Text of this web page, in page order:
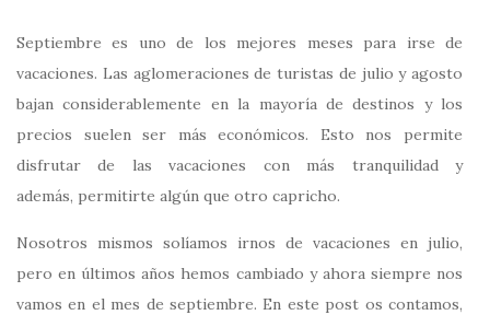
Septiembre es uno de los mejores meses para irse de
vacaciones. Las aglomeraciones de turistas de julio y agosto
bajan considerablemente en la mayoría de destinos y los
precios suelen ser más económicos. Esto nos permite
disfrutar de las vacaciones con más tranquilidad y
además, permitirte algún que otro capricho.
Nosotros mismos solíamos irnos de vacaciones en julio,
pero en últimos años hemos cambiado y ahora siempre nos
vamos en el mes de septiembre. En este post os contamos,